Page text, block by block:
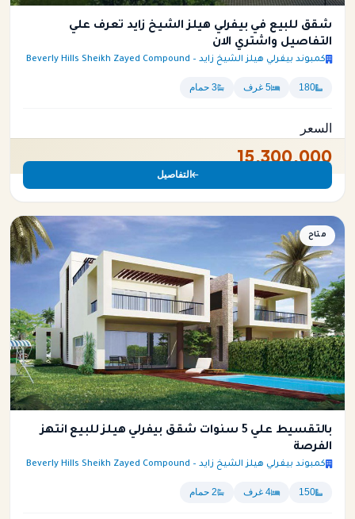
شقق للبيع في بيفرلي هيلز الشيخ زايد تعرف علي
التفاصيل واشتري الان
كمبوند بيفرلي هيلز الشيخ زايد – Beverly Hills Sheikh Zayed Compound
180 5 غرف 3 حمام
السعر
15,300,000
التفاصيل
متاح
بالتقسيط علي 5 سنوات شقق بيفرلي هيلز للبيع انتهز
الفرصة
كمبوند بيفرلي هيلز الشيخ زايد – Beverly Hills Sheikh Zayed Compound
150 4 غرف 2 حمام